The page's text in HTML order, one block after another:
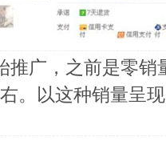
推广，之前是零销
。以这种销量呈